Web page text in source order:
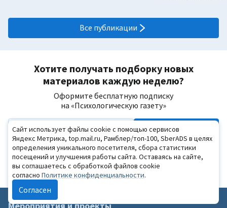
Все публикации
Хотите получать подборку новых
материалов каждую неделю?
Оформите бесплатную подписку
на «Психологическую газету»
Подписаться
Я ознакомился сПолитикой конфиденциальностии даю
своё согласиена обработку персональных данных
Я даю согласие на получение рекламной и информационной
рассылки
Мероприятия и проекты
Сайт использует файлы cookie с помощью сервисов
Яндекс Метрика, top.mail.ru, Рамблер/топ-100, SberADS в целях
определения уникального посетителя, сбора статистики
посещений и улучшения работы сайта. Оставаясь на сайте,
вы соглашаетесь с обработкой файлов cookie
согласно Политике конфиденциальности.
Согласен